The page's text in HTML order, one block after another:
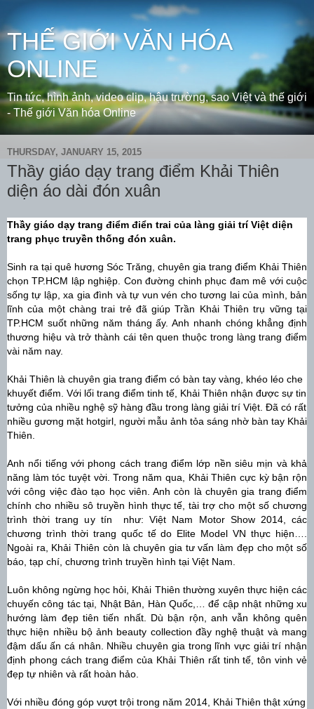
THẾ GIỚI VĂN HÓA
ONLINE
Tin tức, hình ảnh, video clip, hậu trường, sao Việt và thế giới
- Thế giới Văn hóa Online
THURSDAY, JANUARY 15, 2015
Thầy giáo dạy trang điểm Khải Thiên
diện áo dài đón xuân
Thầy giáo dạy trang điểm điển trai của làng giải trí Việt diện
trang phục truyền thống đón xuân.
Sinh ra tại quê hương Sóc Trăng, chuyên gia trang điểm Khải Thiên
chọn TP.HCM lập nghiệp. Con đường chinh phục đam mê với cuộc
sống tự lập, xa gia đình và tự vun vén cho tương lai của mình, bản
lĩnh của một chàng trai trẻ đã giúp Trần Khải Thiên trụ vững tại
TP.HCM suốt những năm tháng ấy. Anh nhanh chóng khẳng định
thương hiệu và trở thành cái tên quen thuộc trong làng trang điểm
vài năm nay.
Khải Thiên là chuyên gia trang điểm có bàn tay vàng, khéo léo che
khuyết điểm. Với lối trang điểm tinh tế, Khải Thiên nhận được sự tin
tưởng của nhiều nghệ sỹ hàng đầu trong làng giải trí Việt. Đã có rất
nhiều gương mặt hotgirl, người mẫu ảnh tỏa sáng nhờ bàn tay Khải
Thiên.
Anh nổi tiếng với phong cách trang điểm lớp nền siêu mịn và khả
năng làm tóc tuyệt vời. Trong năm qua, Khải Thiên cực kỳ bận rộn
với công việc đào tạo học viên. Anh còn là chuyên gia trang điểm
chính cho nhiều sô truyền hình thực tế, tài trợ cho một số chương
trình thời trang uy tín như:Việt Nam Motor Show 2014, các
chương trình thời trang quốc tế do Elite Model VN thực hiện….
Ngoài ra, Khải Thiên còn là chuyên gia tư vấn làm đẹp cho một số
báo, tạp chí, chương trình truyền hình tại Việt Nam.
Luôn không ngừng học hỏi, Khải Thiên thường xuyên thực hiện các
chuyến công tác tại, Nhật Bản, Hàn Quốc,… để cập nhật những xu
hướng làm đẹp tiên tiến nhất. Dù bận rộn, anh vẫn không quên
thực hiện nhiều bộ ảnh beauty collection đầy nghệ thuật và mang
đậm dấu ấn cá nhân. Nhiều chuyên gia trong lĩnh vực giải trí nhận
định phong cách trang điểm của Khải Thiên rất tinh tế, tôn vinh vẻ
đẹp tự nhiên và rất hoàn hảo.
Với nhiều đóng góp vượt trội trong năm 2014, Khải Thiên thật xứng